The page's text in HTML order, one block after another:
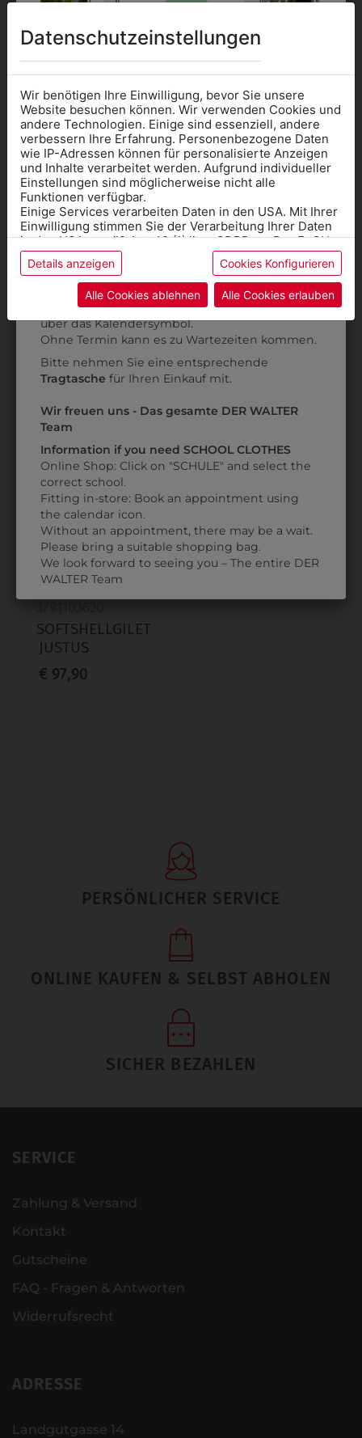
DAS KÖNNTE IHNEN
AUCH GEFALLEN
365132
REGENJACKE
UNGEFÜTTERT
302091018
SOFTSHELLJACKE
ORANGE
ZULETZT ANGESEHEN
SOFTSHELLGILET
JUSTUS
€ 97,90
PERSÖNLICHER SERVICE
ONLINE KAUFEN & SELBST ABHOLEN
SICHER BEZAHLEN
SERVICE
Zahlung & Versand
Kontakt
Gutscheine
FAQ - Fragen & Antworten
Widerrufsrecht
ADRESSE
Landgutgasse 14
Datenschutzeinstellungen
Wir benötigen Ihre Einwilligung, bevor Sie unsere
Website besuchen können. Wir verwenden Cookies und
andere Technologien. Einige sind essenziell, andere
verbessern Ihre Erfahrung. Personenbezogene Daten
wie IP-Adressen können für personalisierte Anzeigen
und Inhalte verarbeitet werden. Aufgrund individueller
Einstellungen sind möglicherweise nicht alle
Funktionen verfügbar.
Einige Services verarbeiten Daten in den USA. Mit Ihrer
Einwilligung stimmen Sie der Verarbeitung Ihrer Daten
in den USA gemäß Art. 49 (1) lit. a GDPR zu. Der EuGH
stuft die USA als Land mit unzureichendem Datenschutz
ein, und es besteht das Risiko, dass US-Behörden
Daten ohne Klagemöglichkeit für Europäer überwachen.
Datenschutzerklärungbzw. im
Details anzeigen Cookies Konfigurieren
Alle Cookies ablehnen Alle Cookies erlauben
Informationen wenn Sie
Kleidung
für die SCHULE
benötigen
Online Shop: Klick auf SCHULE in der
Kategorie und die richtige Schule auswählen.
AnprobeVorort im Geschäft: Termin buchen
über das Kalendersymbol.
Ohne Termin kann es zu Wartezeiten kommen.
Bitte nehmen Sie eine entsprechende
Tragtasche für Ihren Einkauf mit.
Wir freuen uns - Das gesamte DER WALTER
Team
Information if you need SCHOOL CLOTHES
Online Shop: Click on "SCHULE" and select the
correct school.
Fitting in-store: Book an appointment using
the calendar icon.
Without an appointment, there may be a wait.
Please bring a suitable shopping bag.
We look forward to seeing you – The entire DER
WALTER Team